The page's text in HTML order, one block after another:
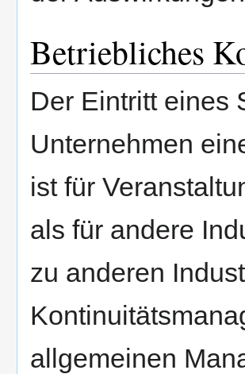
Betriebliches
Der Eintritt eines
Unternehmen
ist für
als für andere
zu anderen
allgemeinen